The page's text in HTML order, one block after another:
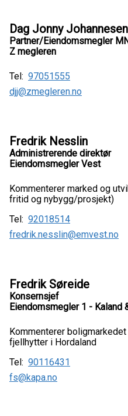
Dag Jonny Johannesen
Partner/Eiendomsmegler
Z megleren
Tel: 97051555
djj@zmegleren.no
Fredrik Nesslin
Administrerende direktør
Eiendomsmegler Vest
Kommenterer marked og
fritid og nybygg/prosjekt)
Tel: 92018514
fredrik.nesslin@emvest.no
Fredrik Søreide
Konsernsjef
Eiendomsmegler 1 - Kaland
Kommenterer
fjellhytter i Hordaland
Tel: 90116431
fs@kapa.no